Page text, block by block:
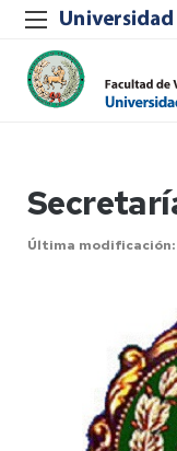
Última modificación